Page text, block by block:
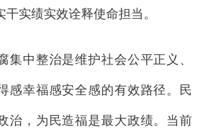
干实绩实效诠释使命担当。
中整治是维护社会公平正义、
感幸福感安全感的有效路径。民
治，为民造福是最大政绩。当前